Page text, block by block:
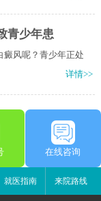
青少年患
癜风呢？青少年正处
详情>>
在线咨询
就医指南 来院路线